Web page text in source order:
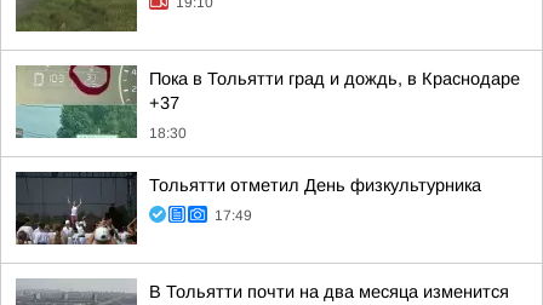
Пока в Тольятти град и дождь, в Краснодаре
+37
18:30
Тольятти отметил День физкультурника
17:49
В Тольятти почти на два месяца изменится